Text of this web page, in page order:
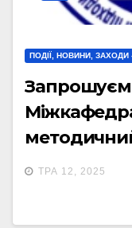
ПОДІЇ, НОВИНИ,
ПІДХОДИ
ТРА 12, 2025